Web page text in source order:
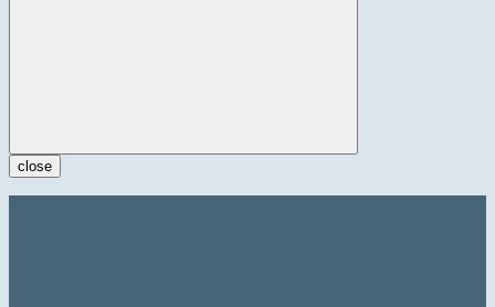
close